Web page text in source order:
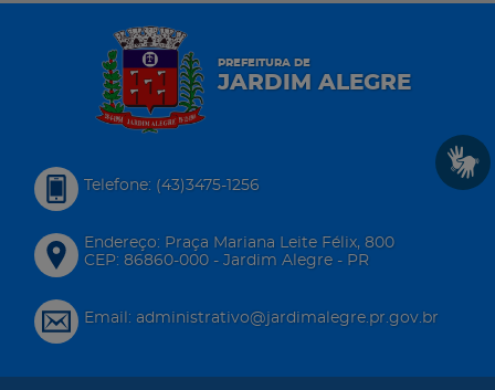
PREFEITURA DE
JARDIM ALEGRE
Telefone: (43)3475-1256
Endereço: Praça Mariana Leite Félix, 800
CEP: 86860-000 - Jardim Alegre - PR
Email: administrativo@jardimalegre.pr.gov.br